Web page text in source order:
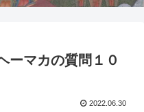
マカの質問１０
2022.06.30